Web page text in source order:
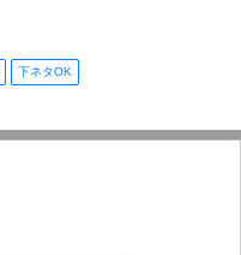
下ネタOK